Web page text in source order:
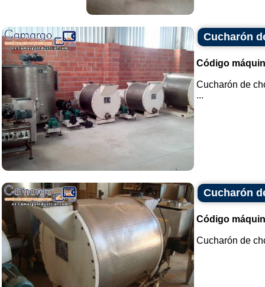
Cucharón
Código
Cucharón de
...
Cucharón
Código
Cucharón de